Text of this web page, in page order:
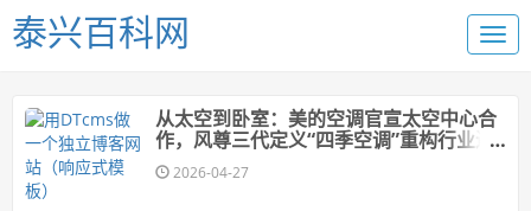
泰兴百科网
从太空到卧室：美的空调官宣太空中心合
作，风尊三代定义“四季空调”重构行业边
界 2026-04-27